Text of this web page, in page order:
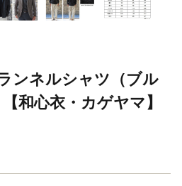
ンネルシャツ（ブル
和心衣・カゲヤマ】